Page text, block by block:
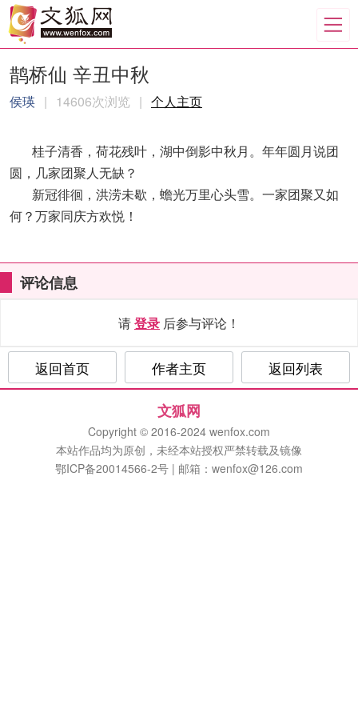
鹊桥仙 辛丑中秋
侯瑛 | 14606次浏览 | 个人主页
桂子清香，荷花残叶，湖中倒影中秋月。年年圆月说团
圆，几家团聚人无缺？
新冠徘徊，洪涝未歇，蟾光万里心头雪。一家团聚又如
何？万家同庆方欢悦！
评论信息
请登录 后参与评论！
返回首页 作者主页 返回列表
文狐网
Copyright © 2016-2024 wenfox.com
本站作品均为原创，未经本站授权严禁转载及镜像
鄂ICP备20014566-2号 | 邮箱：wenfox@126.com